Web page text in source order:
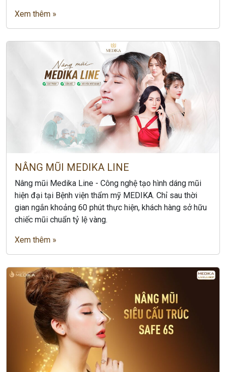
Xem thêm »
NÂNG MŨI MEDIKA LINE
Nâng mũi Medika Line - Công nghệ tạo hình dáng mũi
hiện đại tại Bệnh viện thẩm mỹ MEDIKA. Chỉ sau thời
gian ngắn khoảng 60 phút thực hiện, khách hàng sở hữu
chiếc mũi chuẩn tỷ lệ vàng.
Xem thêm »